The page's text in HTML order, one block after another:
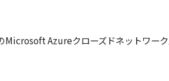
Azureクローズドネットワーク